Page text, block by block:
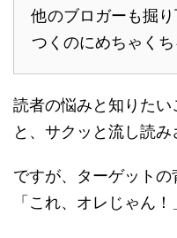
他のブロガーも掘
つくのにめちゃくち
読者の悩みと知りた
と、サクッと流し読み
ですが、ターゲットの
「これ、オレじゃん！